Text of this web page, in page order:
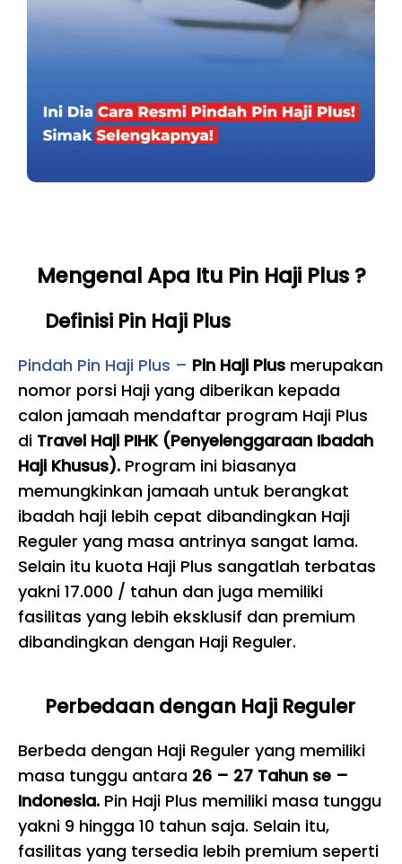
Mengenal Apa Itu Pin Haji Plus ?
Definisi Pin Haji Plus
Pindah Pin Haji Plus – Pin Haji Plus merupakan
nomor porsi Haji yang diberikan kepada
calon jamaah mendaftar program Haji Plus
di Travel Haji PIHK (Penyelenggaraan Ibadah
Haji Khusus). Program ini biasanya
memungkinkan jamaah untuk berangkat
ibadah haji lebih cepat dibandingkan Haji
Reguler yang masa antrinya sangat lama.
Selain itu kuota Haji Plus sangatlah terbatas
yakni 17.000 / tahun dan juga memiliki
fasilitas yang lebih eksklusif dan premium
dibandingkan dengan Haji Reguler.
Perbedaan dengan Haji Reguler
Berbeda dengan Haji Reguler yang memiliki
masa tunggu antara 26 – 27 Tahun se –
Indonesia. Pin Haji Plus memiliki masa tunggu
yakni 9 hingga 10 tahun saja. Selain itu,
fasilitas yang tersedia lebih premium seperti